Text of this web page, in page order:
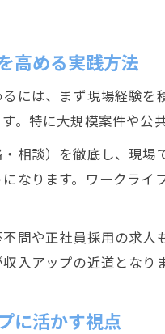
高める実践方法
には、まず現場経験
。特に大規模案件や公
相談）を徹底し、現
なります。ワークラ
問や正社員採用の求
入アップの近道となりま
に活かす視点